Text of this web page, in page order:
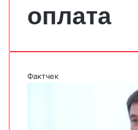
оплата
Фактчек